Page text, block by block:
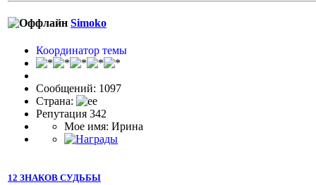
Simoko
Координатор темы
Сообщений: 1097
Страна:
Репутация 342
Мое имя: Ирина
12 ЗНАКОВ СУДЬБЫ